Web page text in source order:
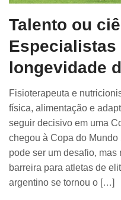
Talento ou
longevidade
Fisioterapeuta e
física, alimentação e
seguir decisivo em uma
chegou à Copa do
pode ser um desafio,
barreira para atletas de
argentino se tornou o […]